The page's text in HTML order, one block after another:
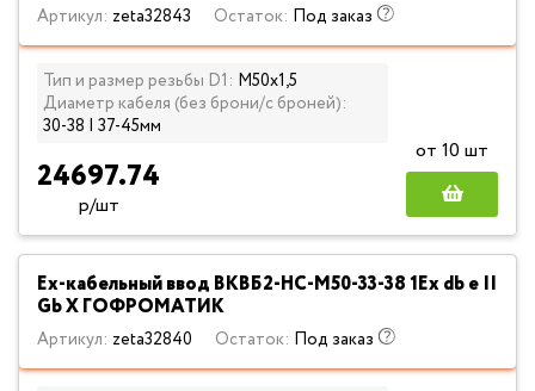
Артикул: zeta32843 Остаток: Под заказ
Тип и размер резьбы D1: М50х1,5
Диаметр кабеля (без брони/с броней):
30-38 | 37-45мм
24697.74
р/шт
от 10 шт
Ех-кабельный ввод ВКВБ2-НС-M50-33-38 1Ex db e II
Gb X ГОФРОМАТИК
Артикул: zeta32840 Остаток: Под заказ